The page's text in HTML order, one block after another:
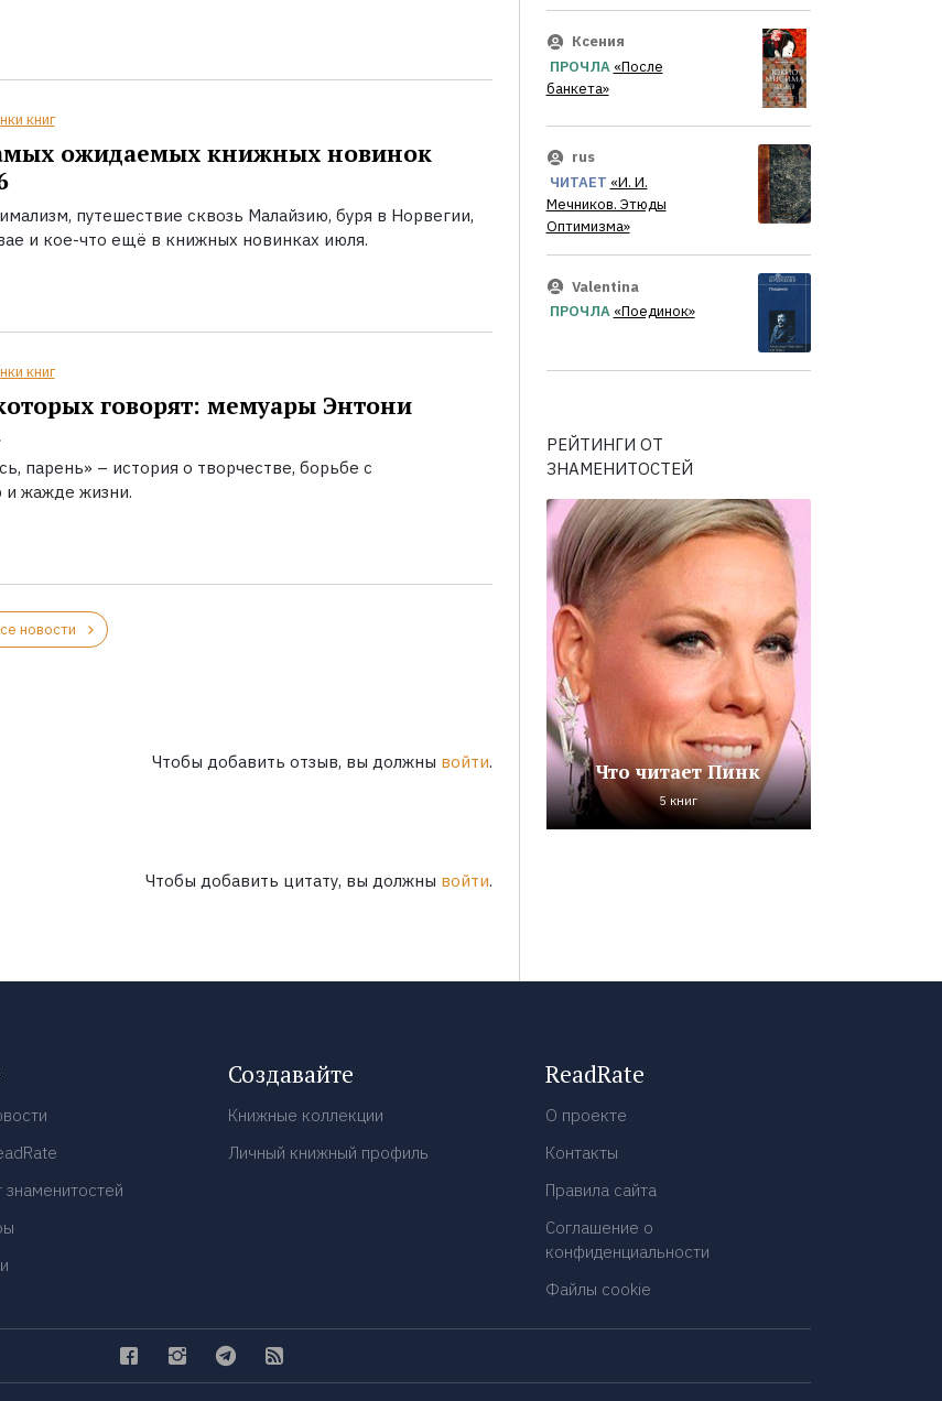
книг
ожидаемых книжных новинок
путешествие сквозь Малайзию, буря в Норвегии,
и кое-что ещё в книжных новинках июля.
книг
говорят: мемуары Энтони
парень» – история о творчестве, борьбе с
и жажде жизни.
новости
Чтобы добавить отзыв, вы должны войти.
Чтобы добавить цитату, вы должны войти.
Ксения
ПРОЧЛА «После
банкета»
rus
ЧИТАЕТ «И. И.
Мечников. Этюды
Оптимизма»
Valentina
ПРОЧЛА «Поединок»
РЕЙТИНГИ ОТ
ЗНАМЕНИТОСТЕЙ
Что читает Пинк
5 книг
знаменитостей
Создавайте
Книжные коллекции
Личный книжный профиль
ReadRate
О проекте
Контакты
Правила сайта
Соглашение о
конфиденциальности
Файлы cookie